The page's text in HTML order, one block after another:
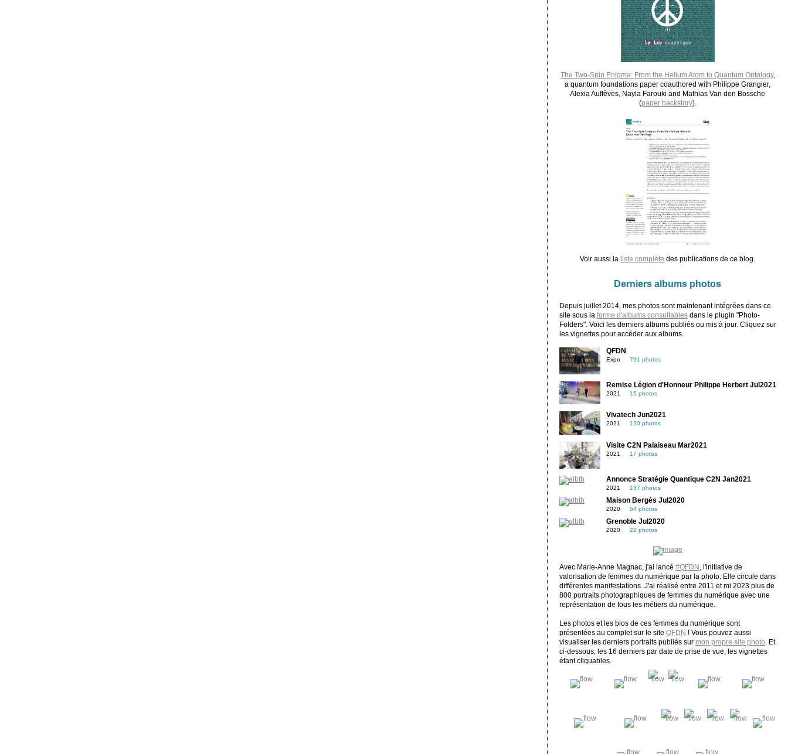
The Two-Spin Enigma: From the Helium Atom to Quantum Ontology,
a quantum foundations paper coauthored with Philippe Grangier,
Alexia Auffèves, Nayla Farouki and Mathias Van den Bossche
(paper backstory).
Voir aussi la liste complète des publications de ce blog.
Derniers albums photos
Depuis juillet 2014, mes photos sont maintenant intégrées dans ce
site sous la forme d'albums consultablesdans le plugin "Photo-
Folders". Voici les derniers albums publiés ou mis à jour. Cliquez sur
les vignettes pour accéder aux albums.
QFDN
Expo 791 photos
Remise Légion d'Honneur Philippe Herbert Jul2021
2021 15 photos
Vivatech Jun2021
2021 120 photos
Visite C2N Palaiseau Mar2021
2021 17 photos
Annonce Stratégie Quantique C2N Jan2021
2021 137 photos
Maison Bergès Jul2020
2020 54 photos
Grenoble Jul2020
2020 22 photos
Avec Marie-Anne Magnac, j'ai lancé #QFDN , l'initiative de
valorisation de femmes du numérique par la photo. Elle circule dans
différentes manifestations. J'ai réalisé entre 2011 et mi 2023 plus de
800 portraits photographiques de femmes du numérique avec une
représentation de tous les métiers du numérique.
Les photos et les bios de ces femmes du numérique sont
présentées au complet sur le site QFDN ! Vous pouvez aussi
visualiser les derniers portraits publiés sur mon propre site photo. Et
ci-dessous, les 16 derniers par date de prise de vue, les vignettes
étant cliquables.